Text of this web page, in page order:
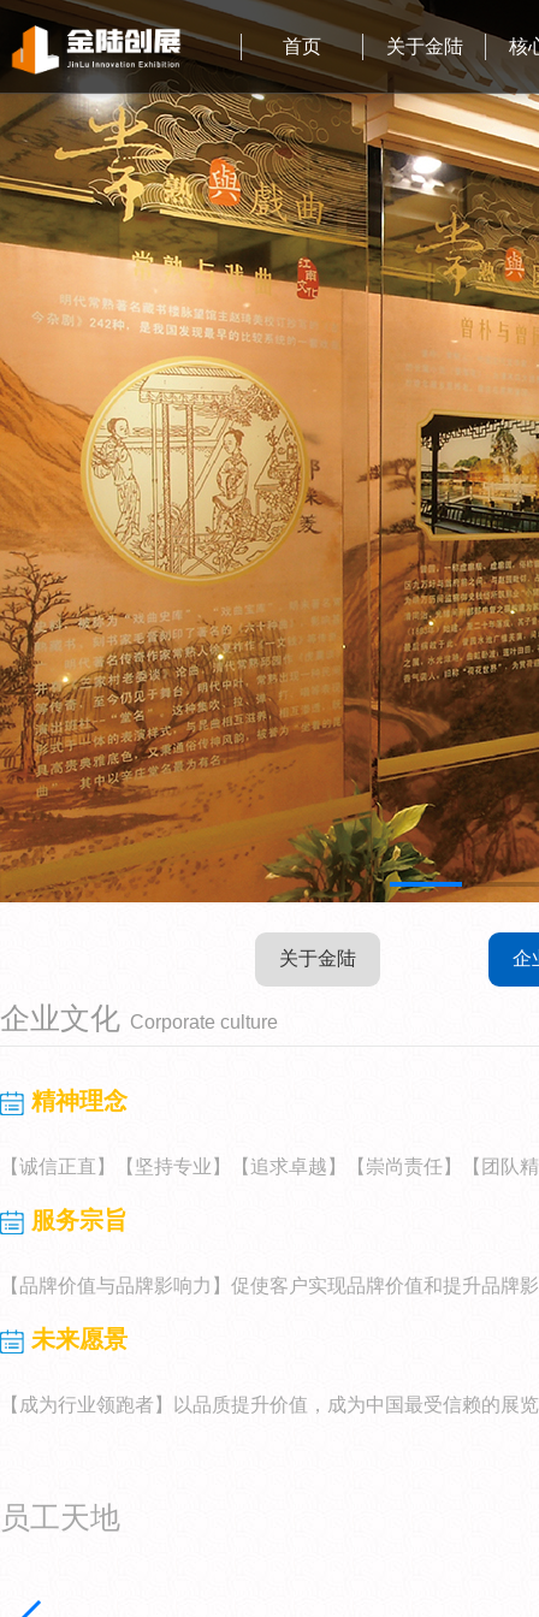
首页 关于金陆 核
关于金陆 企
企业文化 Corporate culture
精神理念
【诚信正直】【坚持专业】【追求卓越】【崇尚责任】【团队
服务宗旨
【品牌价值与品牌影响力】促使客户实现品牌价值和提升品牌
未来愿景
【成为行业领跑者】以品质提升价值，成为中国最受信赖的展
员工天地